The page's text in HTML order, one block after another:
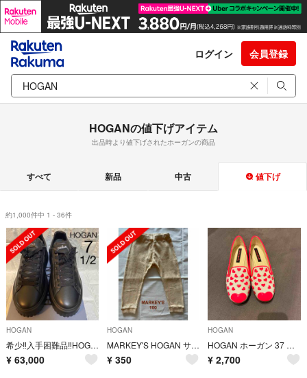
ログイン 会員登録
HOGANの値下げアイテム
出品時より値下げされたホーガンの商品
すべて 新品 中古 値下げ
約1,000件中 1 - 36件
HOGAN
希少‼️入手困難品‼️HOGAN ホーガン Hストライプススニーカー 黒 ７1/2
¥ 63,000
HOGAN
MARKEY'S HOGAN サルエルパンツ 100
¥ 350
HOGAN
HOGAN ホーガン 37 フラットシューズ
¥ 2,700